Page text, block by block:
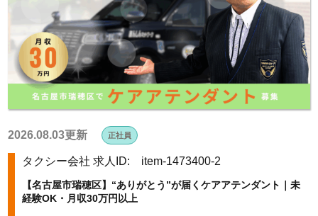
2026.08.03更新 正社員
タクシー会社 求人ID: item-1473400-2
【名古屋市瑞穂区】“ありがとう”が届くケアアテンダント｜未
経験OK・月収30万円以上
a
c
b
k
i
n
e